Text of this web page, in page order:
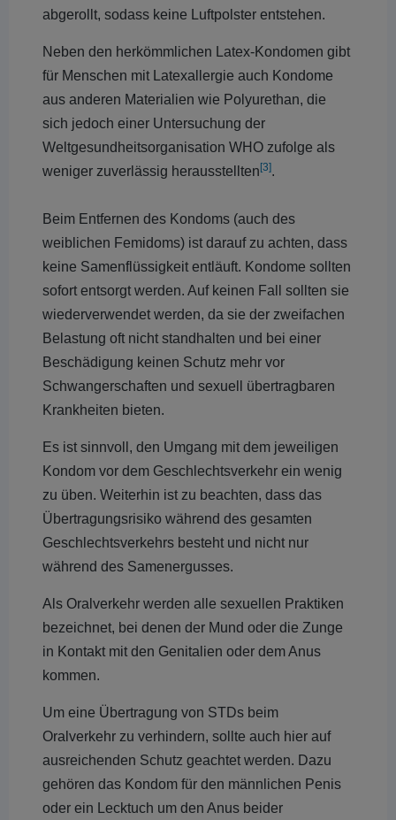
abgerollt, sodass keine Luftpolster entstehen.
Neben den herkömmlichen Latex-Kondomen gibt
für Menschen mit Latexallergie auch Kondome
aus anderen Materialien wie Polyurethan, die
sich jedoch einer Untersuchung der
Weltgesundheitsorganisation WHO zufolge als
weniger zuverlässig herausstellten [3].
Beim Entfernen des Kondoms (auch des
weiblichen Femidoms) ist darauf zu achten, dass
keine Samenflüssigkeit entläuft. Kondome sollten
sofort entsorgt werden. Auf keinen Fall sollten sie
wiederverwendet werden, da sie der zweifachen
Belastung oft nicht standhalten und bei einer
Beschädigung keinen Schutz mehr vor
Schwangerschaften und sexuell übertragbaren
Krankheiten bieten.
Es ist sinnvoll, den Umgang mit dem jeweiligen
Kondom vor dem Geschlechtsverkehr ein wenig
zu üben. Weiterhin ist zu beachten, dass das
Übertragungsrisiko während des gesamten
Geschlechtsverkehrs besteht und nicht nur
während des Samenergusses.
Als Oralverkehr werden alle sexuellen Praktiken
bezeichnet, bei denen der Mund oder die Zunge
in Kontakt mit den Genitalien oder dem Anus
kommen.
Um eine Übertragung von STDs beim
Oralverkehr zu verhindern, sollte auch hier auf
ausreichenden Schutz geachtet werden. Dazu
gehören das Kondom für den männlichen Penis
oder ein Lecktuch um den Anus beider